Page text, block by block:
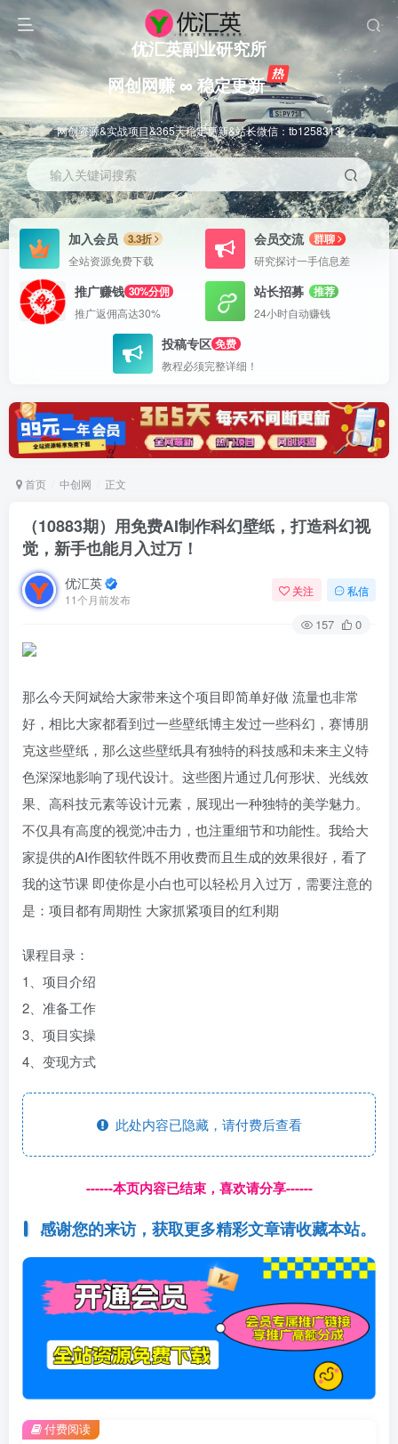
优汇英副业研究所
网创网赚 ∞ 稳定更新
网创资源&实战项目&365天稳定更新&站长微信：tb1258313
输入关键词搜索
加入会员
3.3折
全站资源免费下载
会员交流
群聊
研究探讨一手信息差
推广赚钱 30%分佣
推广返佣高达30%
站长招募
推荐
24小时自动赚钱
投稿专区 免费
教程必须完整详细！
首页 中创网 正文
（10883期）用免费AI制作科幻壁纸，打造科幻视
觉，新手也能月入过万！
优汇英
11个月前发布
关注 私信
157 0
那么今天阿斌给大家带来这个项目即简单好做 流量也非常
好，相比大家都看到过一些壁纸博主发过一些科幻，赛博朋
克这些壁纸，那么这些壁纸具有独特的科技感和未来主义特
色深深地影响了现代设计。这些图片通过几何形状、光线效
果、高科技元素等设计元素，展现出一种独特的美学魅力。
不仅具有高度的视觉冲击力，也注重细节和功能性。我给大
家提供的AI作图软件既不用收费而且生成的效果很好，看了
我的这节课 即使你是小白也可以轻松月入过万，需要注意的
是：项目都有周期性 大家抓紧项目的红利期
课程目录：
1、项目介绍
2、准备工作
3、项目实操
4、变现方式
此处内容已隐藏，请付费后查看
------本页内容已结束，喜欢请分享------
感谢您的来访，获取更多精彩文章请收藏本站。
付费阅读